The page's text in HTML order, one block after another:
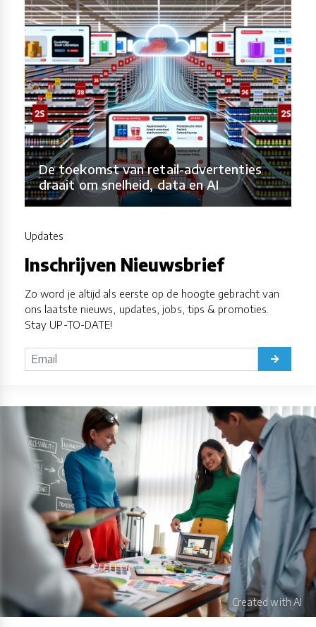
De toekomst van retail-advertenties
draait om snelheid, data en AI
Updates
Inschrijven Nieuwsbrief
Zo word je altijd als eerste op de hoogte gebracht van
ons laatste nieuws, updates, jobs, tips & promoties.
Stay UP-TO-DATE!